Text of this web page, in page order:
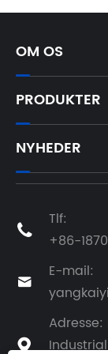
OM OS
PRODUKTER
NYHEDER

Tlf:
+86-

E-mail:
